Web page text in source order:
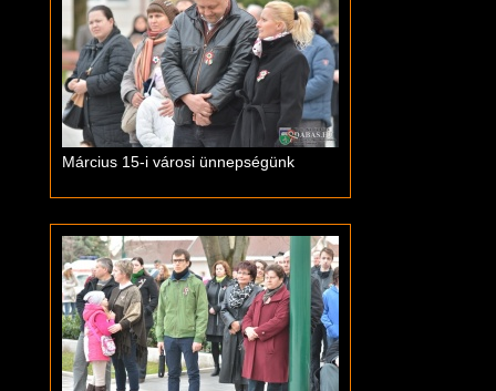
Március 15-i városi ünnepségünk